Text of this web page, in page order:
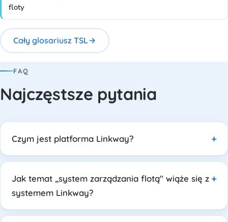
floty
Cały glosariusz TSL
FAQ
Najczęstsze pytania
Czym jest platforma Linkway?
Jak temat „system zarządzania flotą" wiąże się z
systemem Linkway?